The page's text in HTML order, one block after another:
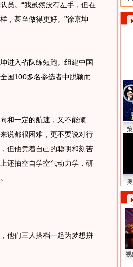
员。“我虽然没有左手，但在
，甚至做得更好。”徐京坤
入省队练短跑。组建中国
国100多名参选者中脱颖而
和一定的航速，又不能倾
说都很困难，更不要说对行
但他凭着自己的聪明和刻苦
还抽空自学空气动力学，研
他们三人搭档一起为梦想拼